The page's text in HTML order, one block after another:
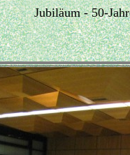
Jubiläum - 50-